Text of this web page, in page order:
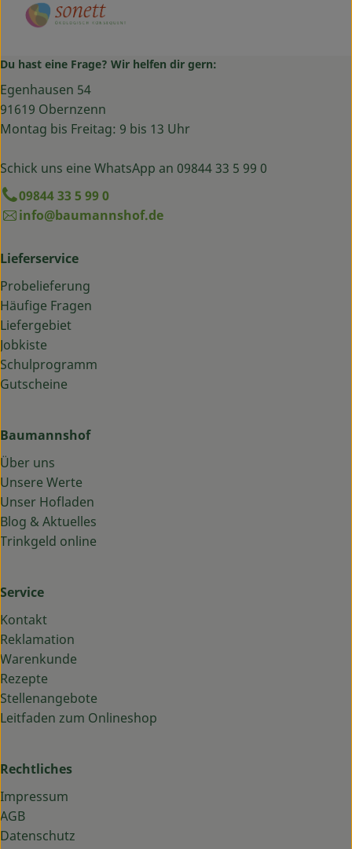
Du hast eine Frage? Wir helfen dir gern:
Egenhausen 54
91619 Obernzenn
Montag bis Freitag: 9 bis 13 Uhr
Schick uns eine WhatsApp an 09844 33 5 99 0
09844 33 5 99 0
info@baumannshof.de
Lieferservice
Probelieferung
Häufige Fragen
Liefergebiet
Jobkiste
Schulprogramm
Gutscheine
Baumannshof
Über uns
Unsere Werte
Unser Hofladen
Blog & Aktuelles
Trinkgeld online
Service
Kontakt
Reklamation
Warenkunde
Rezepte
Stellenangebote
Leitfaden zum Onlineshop
Rechtliches
Impressum
AGB
Datenschutz